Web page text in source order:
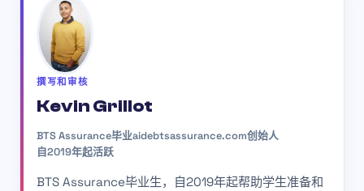
撰写和审核
Kevin Grillot
BTS Assurance毕业aidebtsassurance.com创始人
自2019年起活跃
BTS Assurance毕业生，自2019年起帮助学生准备和